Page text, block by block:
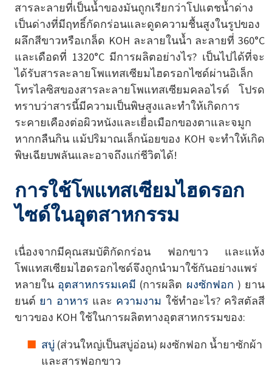
สารละลายที่เป็นน้ำของมันถูกเรียกว่าโปแตชน้ำด่าง
เป็นด่างที่มีฤทธิ์กัดกร่อนและดูดความชื้นสูงในรูปของ
ผลึกสีขาวหรือเกล็ด KOH ละลายในน้ำ ละลายที่ 360°C
และเดือดที่ 1320°C มีการผลิตอย่างไร? เป็นไปได้ที่จะ
ได้รับสารละลายโพแทสเซียมไฮดรอกไซด์ผ่านอิเล็ก
โทรไลซิสของสารละลายโพแทสเซียมคลอไรด์ โปรด
ทราบว่าสารนี้มีความเป็นพิษสูงและทำให้เกิดการ
ระคายเคืองต่อผิวหนังและเยื่อเมือกของตาและจมูก
หากกลืนกิน แม้ปริมาณเล็กน้อยของ KOH จะทำให้เกิด
พิษเฉียบพลันและอาจถึงแก่ชีวิตได้!
การใช้โพแทสเซียมไฮดรอก
ไซด์ในอุตสาหกรรม
เนื่องจากมีคุณสมบัติกัดกร่อน ฟอกขาว และแห้ง
โพแทสเซียมไฮดรอกไซด์จึงถูกนำมาใช้กันอย่างแพร่
หลายใน อุตสาหกรรมเคมี (การผลิต ผงซักฟอก ) ยาน
ยนต์ ยา อาหาร และ ความงาม ใช้ทำอะไร? คริสตัลสี
ขาวของ KOH ใช้ในการผลิตทางอุตสาหกรรมของ:
สบู่ (ส่วนใหญ่เป็นสบู่อ่อน) ผงซักฟอก น้ำยาซักผ้า
และสารฟอกขาว